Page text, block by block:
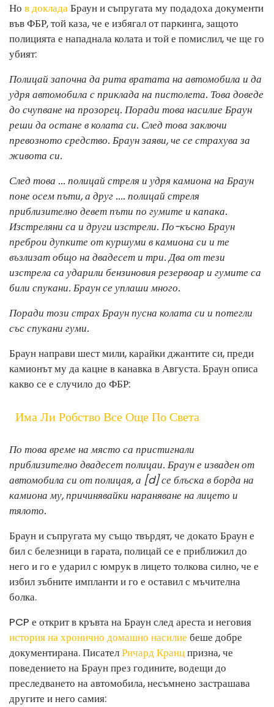
Но в докладаБраун и съпругата му подадоха документи
във ФБР, той каза, че е избягал от паркинга, защото
полицията е нападнала колата и той е помислил, че ще го
убият:
Полицай започна да рита вратата на автомобила и да
удря автомобила с приклада на пистолета. Това доведе
до счупване на прозорец. Поради това насилие Браун
реши да остане в колата си. След това заключи
превозното средство. Браун заяви, че се страхува за
живота си.
След това ... полицай стреля и удря камиона на Браун
поне осем пъти, а друг .... полицай стреля
приблизително девет пъти по гумите и капака.
Изстреляни са и други изстрели. По-късно Браун
преброи дупките от куршуми в камиона си и те
възлизат общо на двадесет и три. Два от тези
изстрела са ударили бензиновия резервоар и гумите са
били спукани. Браун се уплаши много.
Поради този страх Браун пусна колата си и потегли
със спукани гуми.
Браун направи шест мили, карайки джантите си, преди
камионът му да кацне в канавка в Августа. Браун описа
какво се е случило до ФБР:
Има Ли Робство Все Още По Света
По това време на място са пристигнали
приблизително двадесет полицаи. Браун е изваден от
автомобила си от полицая, а [d] се блъска в борда на
камиона му, причинявайки нараняване на лицето и
тялото.
Браун и съпругата му също твърдят, че докато Браун е
бил с белезници в гарата, полицай се е приближил до
него и го е ударил с юмрук в лицето толкова силно, че е
избил зъбните импланти и го е оставил с мъчителна
болка.
PCP е открит в кръвта на Браун след ареста и неговия
история на хронично домашно насилие беше добре
документирана. ПисателРичард Кранцпризна, че
поведението на Браун през годините, водещи до
преследването на автомобила, несъмнено застрашава
другите и него самия: